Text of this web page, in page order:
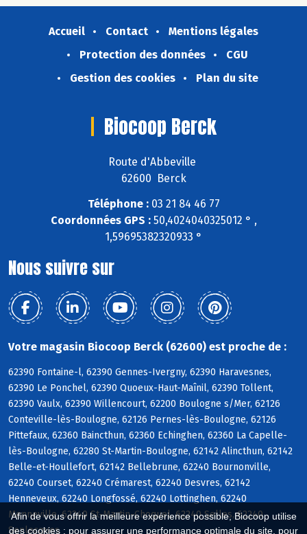
Afin de vous offrir la meilleure expérience possible, Biocoop utilise
des cookies : pour assurer une performance optimale du site, pour
Accueil Contact
Mentions légales
Protection des données
CGU
Gestion des cookies
Plan du site
Biocoop Berck
Route d'Abbeville
62600 Berck
Téléphone :03 21 84 46 77
Coordonnées GPS :50,4024040325012 ° ,
1,59695382320933 °
Nous suivre sur
Votre magasin Biocoop Berck (62600) est proche de :
62390 Fontaine-l, 62390 Gennes-Ivergny, 62390 Haravesnes,
62390 Le Ponchel, 62390 Quoeux-Haut-Maînil, 62390 Tollent,
62390 Vaulx, 62390 Willencourt, 62200 Boulogne s/Mer, 62126
Conteville-lès-Boulogne, 62126 Pernes-lès-Boulogne, 62126
Pittefaux, 62360 Baincthun, 62360 Echinghen, 62360 La Capelle-
lès-Boulogne, 62280 St-Martin-Boulogne, 62142 Alincthun, 62142
Belle-et-Houllefort, 62142 Bellebrune, 62240 Bournonville,
62240 Courset, 62240 Crémarest, 62240 Desvres, 62142
Henneveux, 62240 Longfossé, 62240 Lottinghen, 62240
Menneville, 62240 St-Martin-Choquel, 62240 Selles, 62240
Senlecques